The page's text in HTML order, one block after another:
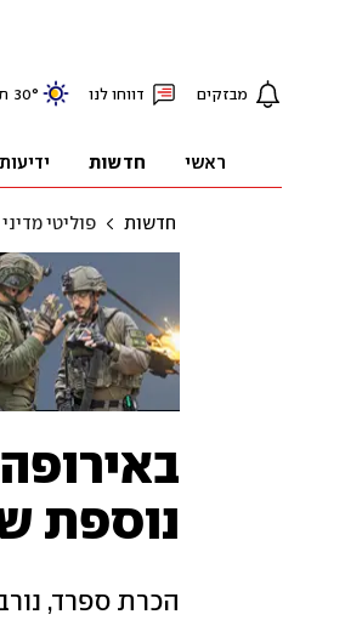
מבזקים דווחו לנו 30°
ראשי חדשות
חדשות פוליטי מדיני
נוספת
הכרת ספרד,